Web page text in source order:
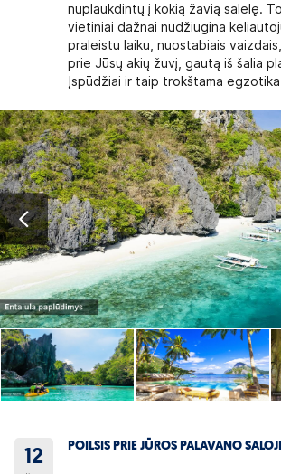
nuplaukdintų į kokią žavią salelę.
vietiniai dažnai nudžiugina
praleistu laiku, nuostabiais
prie Jūsų akių žuvį, gautą iš šalia
Įspūdžiai ir taip trokštama
12
POILSIS PRIE JŪROS PALAVANO